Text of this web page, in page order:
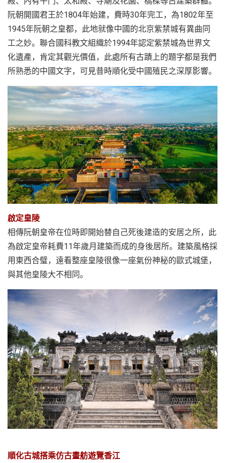
阮朝開國君王於1804年始建，費時30年完工，為1802年至
1945年阮朝之皇都，此地就像中國的北京紫禁城有異曲同
工之妙。聯合國科教文組織於1994年認定紫禁城為世界文
化遺產，肯定其觀光價值，此處所有古蹟上的題字都是我們
所熟悉的中國文字，可見昔時順化受中國殖民之深厚影響。
啟定皇陵
相傳阮朝皇帝在位時即開始替自己死後建造的安居之所，此
為啟定皇帝耗費11年歲月建築而成的身後居所。建築風格採
用東西合璧，遠看整座皇陵很像一座氣份神秘的歐式城堡，
與其他皇陵大不相同。
順化古城搭乘仿古畫舫遊覽香江